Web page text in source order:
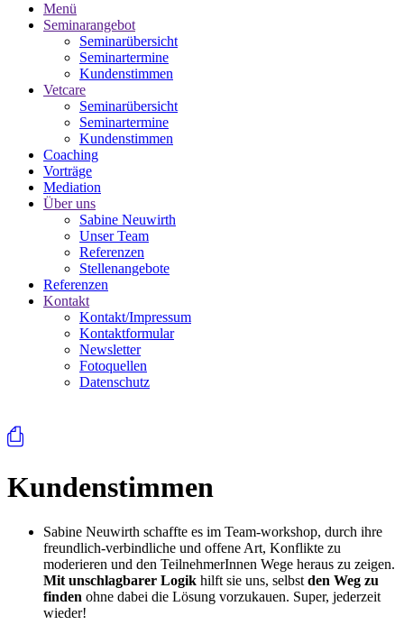
Menü
Seminarangebot
Seminarübersicht
Seminartermine
Kundenstimmen
Vetcare
Seminarübersicht
Seminartermine
Kundenstimmen
Coaching
Vorträge
Mediation
Über uns
Sabine Neuwirth
Unser Team
Referenzen
Stellenangebote
Referenzen
Kontakt
Kontakt/Impressum
Kontaktformular
Newsletter
Fotoquellen
Datenschutz
⎙
Kundenstimmen
Sabine Neuwirth schaffte es im Team-workshop, durch ihre
freundlich-verbindliche und offene Art, Konflikte zu
moderieren und den TeilnehmerInnen Wege heraus zu zeigen.
Mit unschlagbarer Logik hilft sie uns, selbst den Weg zu
finden ohne dabei die Lösung vorzukauen. Super, jederzeit
wieder!